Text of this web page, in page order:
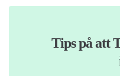
Tips på att